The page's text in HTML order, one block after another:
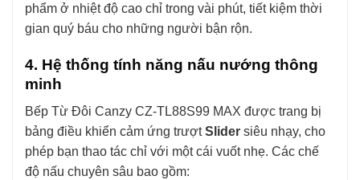
phẩm ở nhiệt độ cao chỉ trong vài phút, tiết kiệm thời
gian quý báu cho những người bận rộn.
4. Hệ thống tính năng nấu nướng thông
minh
Bếp Từ Đôi Canzy CZ-TL88S99 MAX được trang bị
bảng điều khiển cảm ứng trượtSlider siêu nhạy, cho
phép bạn thao tác chỉ với một cái vuốt nhẹ. Các chế
độ nấu chuyên sâu bao gồm: